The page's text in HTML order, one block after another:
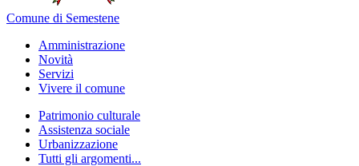
Comune di Semestene
Amministrazione
Novità
Servizi
Vivere il comune
Patrimonio culturale
Assistenza sociale
Urbanizzazione
Tutti gli argomenti...